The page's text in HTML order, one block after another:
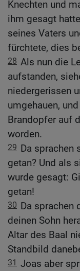
Knechten und
ihm gesagt
seines Vaters
fürchtete, dies
28 Als nun die
aufstanden,
niedergerissen
umgehauen,
Brandopfer auf
worden.
29 Da sprachen
getan? Und als
wurde gesagt:
getan!
30 Da sprachen
deinen Sohn
Altar des Baal
Standbild
31 Joas aber